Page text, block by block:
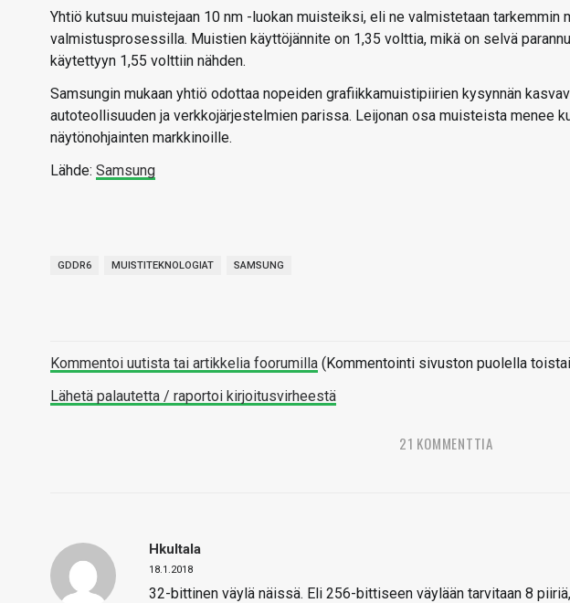
Yhtiö kutsuu muistejaan 10 nm -luokan muisteiksi, eli ne valmistetaan tarkemmin
valmistusprosessilla. Muistien käyttöjännite on 1,35 volttia, mikä on selvä
käytettyyn 1,55 volttiin nähden.
Samsungin mukaan yhtiö odottaa nopeiden grafiikkamuistipiirien kysynnän
autoteollisuuden ja verkkojärjestelmien parissa. Leijonan osa muisteista menee
näytönohjainten markkinoille.
Lähde: Samsung
GDDR6 MUISTITEKNOLOGIAT SAMSUNG
Kommentoi uutista tai artikkelia foorumilla (Kommentointi sivuston puolella
Lähetä palautetta / raportoi kirjoitusvirheestä
21 KOMMENTTIA
Hkultala
18.1.2018
32-bittinen väylä näissä. Eli 256-bittiseen väylään tarvitaan 8